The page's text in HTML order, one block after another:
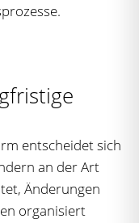
entscheidet sich
an der Art
Änderungen
organisiert